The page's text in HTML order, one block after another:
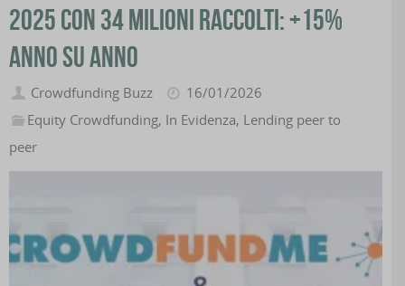
2025 con 34 milioni raccolti: +15%
anno su anno
Crowdfunding Buzz
16/01/2026
Equity Crowdfunding, In Evidenza, Lending peer to
peer